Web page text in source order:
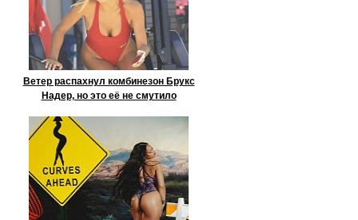
Ветер распахнул комбинезон Брукс
Надер, но это её не смутило